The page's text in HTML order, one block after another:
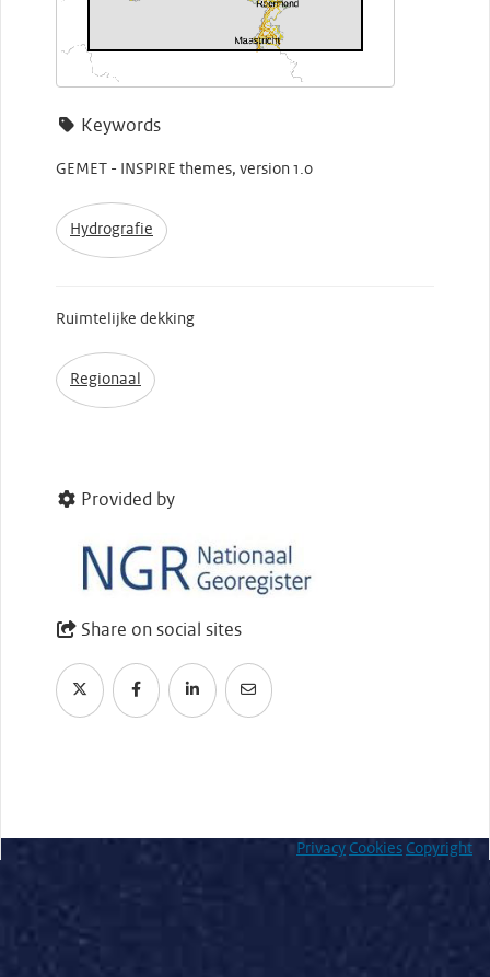
Keywords
GEMET - INSPIRE themes, version 1.0
Hydrografie
Ruimtelijke dekking
Regionaal
Provided by
Share on social sites
Privacy Cookies Copyright